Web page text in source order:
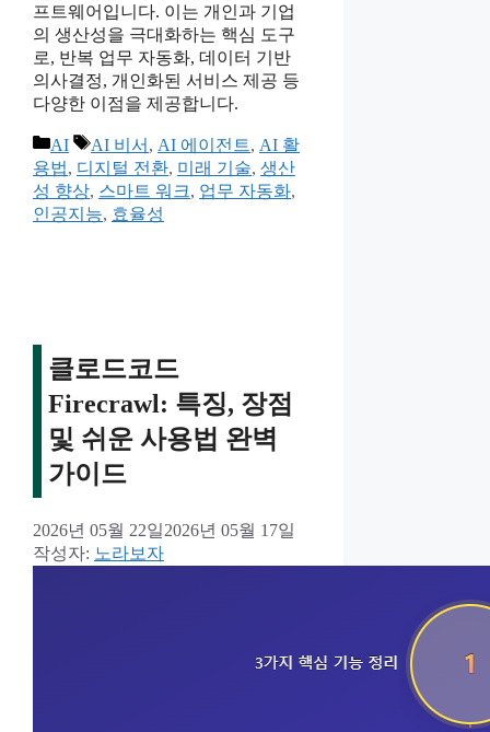
프트웨어입니다. 이는 개인과 기업
의 생산성을 극대화하는 핵심 도구
로, 반복 업무 자동화, 데이터 기반
의사결정, 개인화된 서비스 제공 등
다양한 이점을 제공합니다.
카
테
고
리
AI
태
그
AI 비서 , AI 에이전트, AI 활
용법, 디지털 전환, 미래 기술, 생산
성 향상, 스마트 워크, 업무 자동화,
인공지능, 효율성
클로드코드
Firecrawl: 특징, 장점
및 쉬운 사용법 완벽
가이드
2026년 05월 22일2026년 05월 17일
작성자: 노라보자